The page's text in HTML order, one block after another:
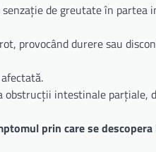
de greutate în partea
provocând durere sau
obstrucții intestinale parțiale,
prin care se